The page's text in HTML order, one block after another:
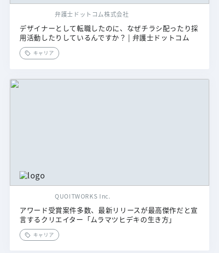
弁護士ドットコム株式会社
デザイナーとして転職したのに、なぜチラシ配ったり採
用活動したりしているんですか？ | 弁護士ドットコム
キャリア
QUOITWORKS Inc.
アワード受賞案件多数、最新リリースが最高傑作だと宣
言するクリエイター「ムラマツヒデキの生き方」
キャリア